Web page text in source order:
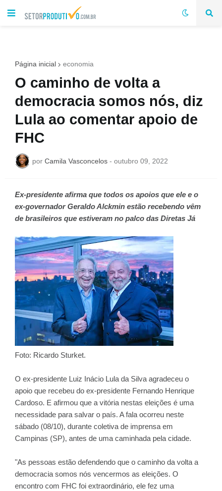
Página inicial economia
O caminho de volta a
democracia somos nós, diz
Lula ao comentar apoio de
FHC
por Camila Vasconcelos - outubro 09, 2022
Ex-presidente afirma que todos os apoios que ele e o
ex-governador Geraldo Alckmin estão recebendo vêm
de brasileiros que estiveram no palco das Diretas Já
Foto: Ricardo Sturket.
O ex-presidente Luiz Inácio Lula da Silva agradeceu o
apoio que recebeu do ex-presidente Fernando Henrique
Cardoso. E afirmou que a vitória nestas eleições é uma
necessidade para salvar o país. A fala ocorreu neste
sábado (08/10), durante coletiva de imprensa em
Campinas (SP), antes de uma caminhada pela cidade.
"As pessoas estão defendendo que o caminho da volta a
democracia somos nós vencermos as eleições. O
encontro com FHC foi extraordinário, ele fez uma